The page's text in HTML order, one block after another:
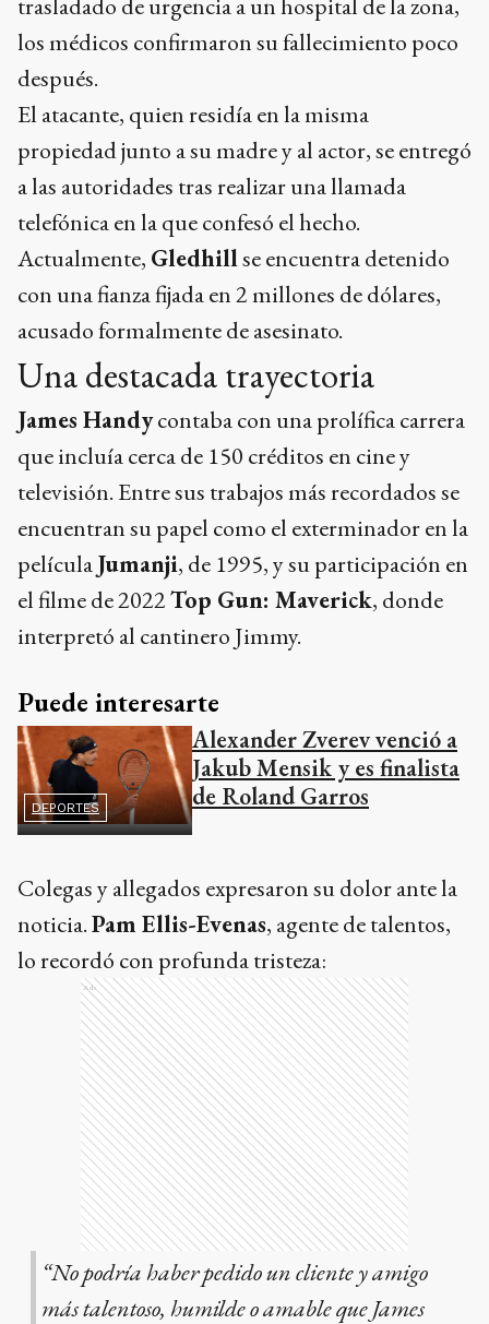
los médicos confirmaron su fallecimiento poco
después.
El atacante, quien residía en la misma
propiedad junto a su madre y al actor, se entregó
a las autoridades tras realizar una llamada
telefónica en la que confesó el hecho.
Actualmente, Gledhillse encuentra detenido
con una fianza fijada en 2 millones de dólares,
acusado formalmente de asesinato.
Una destacada trayectoria
James Handycontaba con una prolífica carrera
que incluía cerca de 150 créditos en cine y
televisión. Entre sus trabajos más recordados se
encuentran su papel como el exterminador en la
películaJumanji, de 1995, y su participación en
el filme de 2022Top Gun: Maverick, donde
interpretó al cantinero Jimmy.
Puede interesarte
DEPORTES
Alexander Zverev venció a
Jakub Mensik y es finalista
de Roland Garros
Colegas y allegados expresaron su dolor ante la
noticia.Pam Ellis-Evenas, agente de talentos,
lo recordó con profunda tristeza:
Ads
“No podría haber pedido un cliente y amigo
más talentoso, humilde o amable que James